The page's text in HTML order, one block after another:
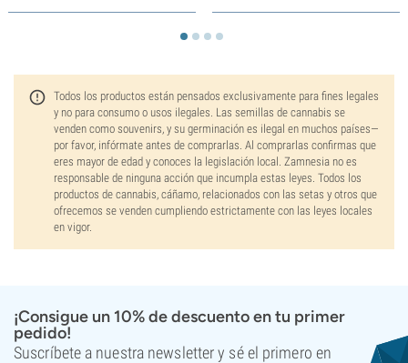
Todos los productos están pensados exclusivamente para fines legales
y no para consumo o usos ilegales. Las semillas de cannabis se
venden como souvenirs, y su germinación es ilegal en muchos países—
por favor, infórmate antes de comprarlas. Al comprarlas confirmas que
eres mayor de edad y conoces la legislación local. Zamnesia no es
responsable de ninguna acción que incumpla estas leyes. Todos los
productos de cannabis, cáñamo, relacionados con las setas y otros que
ofrecemos se venden cumpliendo estrictamente con las leyes locales
en vigor.
¡Consigue un 10% de descuento en tu primer
pedido!
Suscríbete a nuestra newsletter y sé el primero en